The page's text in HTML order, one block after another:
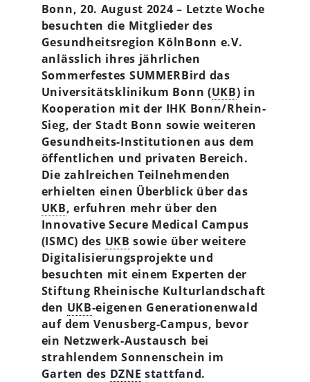
Bonn, 20. August 2024 – Letzte Woche
besuchten die Mitglieder des
Gesundheitsregion KölnBonn e.V.
anlässlich ihres jährlichen
Sommerfestes SUMMERBird das
Universitätsklinikum Bonn (UKB) in
Kooperation mit der IHK Bonn/Rhein-
Sieg,der Stadt Bonn sowie weiteren
Gesundheits-Institutionen aus dem
öffentlichen und privaten Bereich.
Die zahlreichen Teilnehmenden
erhielten einen Überblick über das
UKB, erfuhren mehr über den
Innovative Secure Medical Campus
(ISMC) des UKB sowie über weitere
Digitalisierungsprojekte und
besuchten mit einem Experten der
Stiftung Rheinische Kulturlandschaft
den UKB-eigenen Generationenwald
auf dem Venusberg-Campus, bevor
ein Netzwerk-Austausch bei
strahlendem Sonnenschein im
Garten des DZNE stattfand.